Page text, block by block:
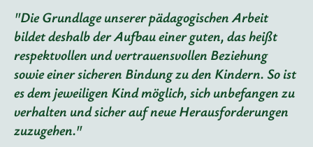
"Die Grundlage unserer pädagogischen Arbeit
bildet deshalb der Aufbau einer guten, das heißt
respektvollen und vertrauensvollen Beziehung
sowie einer sicheren Bindung zu den Kindern. So ist
es dem jeweiligen Kind möglich, sich unbefangen zu
verhalten und sicher auf neue Herausforderungen
zuzugehen."